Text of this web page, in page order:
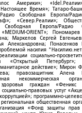
Америки»;
Время»; Татаро-
Свободная Европа/
«Север.Реалии»;
Свободная Европа/Радио
ORIENT»;
Маркелов Сергей
Александровна; Понасенков
насилия
социально-
«Открытый Петербург»;
действие»; Мирон
правозащитник Алена
некоммерческая
граждан «Феникс
правовых услуг
программно-
общественная
«Фонд защиты прав